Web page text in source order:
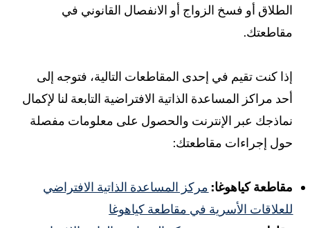
الطلاق أو فسخ الزواج أو الانفصال القانوني في
مقاطعتك.
إذا كنت تقيم في إحدى المقاطعات التالية، فتوجه إلى
أحد مراكز المساعدة الذاتية الافتراضية التابعة لنا لإكمال
نماذجك عبر الإنترنت والحصول على معلومات مفصلة
حول إجراءات مقاطعتك:
مقاطعة كياهوغا:مركز المساعدة الذاتية الافتراضي
للعلاقات الأسرية في مقاطعة كياهوغا